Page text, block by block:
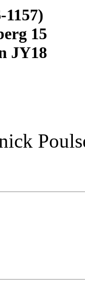
1157)
15
JY18